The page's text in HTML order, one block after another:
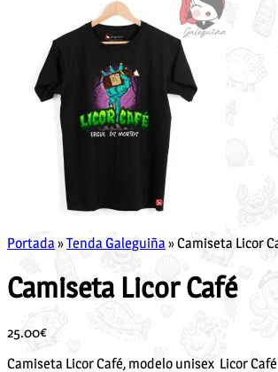
Portada »Tenda Galeguiña »Camiseta Licor
Camiseta Licor Café
25.00€
Camiseta Licor Café, modelo unisex Licor